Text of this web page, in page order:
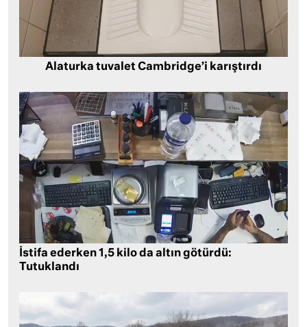
Alaturka tuvalet Cambridge’i karıştırdı
İstifa ederken 1,5 kilo da altın götürdü:
Tutuklandı